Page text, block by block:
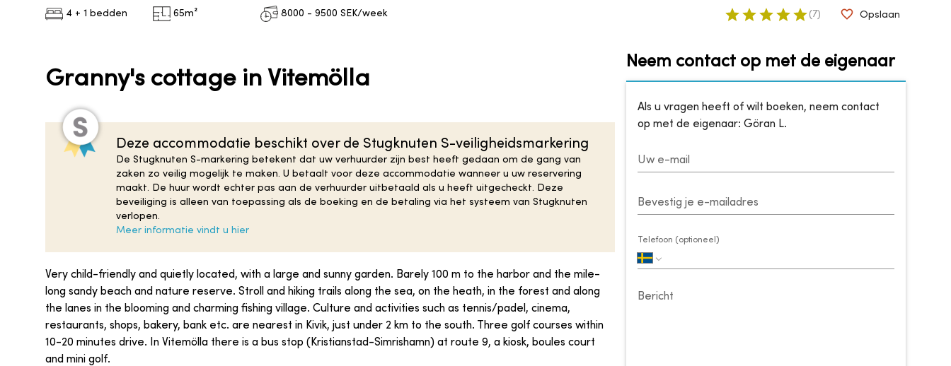
4 + 1 bedden 65m² 8000 - 9500 SEK/week ( 7 ) Opslaan
Granny's cottage in Vitemölla
Deze accommodatie beschikt over de Stugknuten S-veiligheidsmarkering
De Stugknuten S-markering betekent dat uw verhuurder zijn best heeft gedaan om de gang van
zaken zo veilig mogelijk te maken. U betaalt voor deze accommodatie wanneer u uw reservering
maakt. De huur wordt echter pas aan de verhuurder uitbetaald als u heeft uitgecheckt. Deze
beveiliging is alleen van toepassing als de boeking en de betaling via het systeem van Stugknuten
verlopen.
Meer informatie vindt u hier
Very child-friendly and quietly located, with a large and sunny garden. Barely 100 m to the harbor and the mile-
long sandy beach and nature reserve. Stroll and hiking trails along the sea, on the heath, in the forest and along
the lanes in the blooming and charming fishing village. Culture and activities such as tennis/padel, cinema,
restaurants, shops, bakery, bank etc. are nearest in Kivik, just under 2 km to the south. Three golf courses within
10-20 minutes drive. In Vitemölla there is a bus stop (Kristianstad-Simrishamn) at route 9, a kiosk, boules court
and mini golf.
Neem contact op met de eigenaar
Als u vragen heeft of wilt boeken, neem contact
op met de eigenaar: Göran L.
Uw e-mail
Bevestig je e-mailadres
Telefoon (optioneel)
Bericht